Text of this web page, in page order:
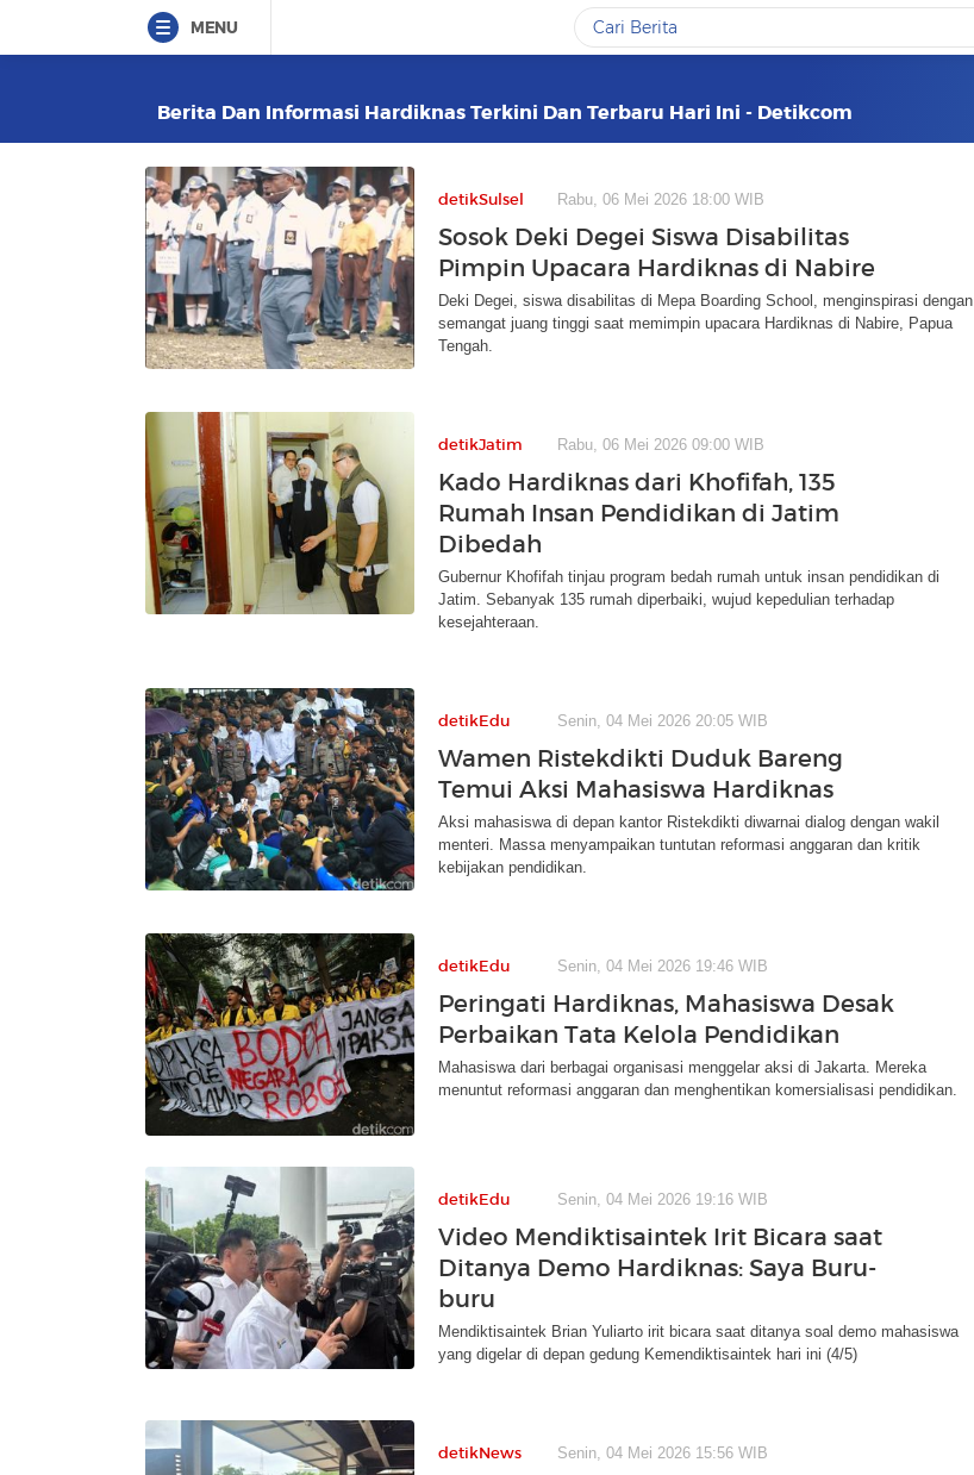
MENU
Berita Dan Informasi Hardiknas Terkini Dan Terbaru Hari Ini - Detikcom
detikSulsel Rabu, 06 Mei 2026 18:00 WIB
Sosok Deki Degei Siswa Disabilitas
Pimpin Upacara Hardiknas di Nabire
Deki Degei, siswa disabilitas di Mepa Boarding School, menginspirasi dengan
semangat juang tinggi saat memimpin upacara Hardiknas di Nabire, Papua
Tengah.
detikJatim Rabu, 06 Mei 2026 09:00 WIB
Kado Hardiknas dari Khofifah, 135
Rumah Insan Pendidikan di Jatim
Dibedah
Gubernur Khofifah tinjau program bedah rumah untuk insan pendidikan di
Jatim. Sebanyak 135 rumah diperbaiki, wujud kepedulian terhadap
kesejahteraan.
detikEdu Senin, 04 Mei 2026 20:05 WIB
Wamen Ristekdikti Duduk Bareng
Temui Aksi Mahasiswa Hardiknas
Aksi mahasiswa di depan kantor Ristekdikti diwarnai dialog dengan wakil
menteri. Massa menyampaikan tuntutan reformasi anggaran dan kritik
kebijakan pendidikan.
detikEdu Senin, 04 Mei 2026 19:46 WIB
Peringati Hardiknas, Mahasiswa Desak
Perbaikan Tata Kelola Pendidikan
Mahasiswa dari berbagai organisasi menggelar aksi di Jakarta. Mereka
menuntut reformasi anggaran dan menghentikan komersialisasi pendidikan.
detikEdu Senin, 04 Mei 2026 19:16 WIB
Video Mendiktisaintek Irit Bicara saat
Ditanya Demo Hardiknas: Saya Buru-
buru
Mendiktisaintek Brian Yuliarto irit bicara saat ditanya soal demo mahasiswa
yang digelar di depan gedung Kemendiktisaintek hari ini (4/5)
detikNews Senin, 04 Mei 2026 15:56 WIB